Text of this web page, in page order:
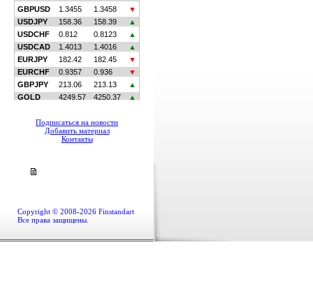
Подписаться на новости
Добавить материал
Контакты
Copyright © 2008-2026 Finstandart
Все права защищены.